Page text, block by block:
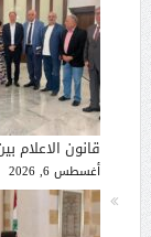
قانون الاعلام
أغسطس 6, 2026